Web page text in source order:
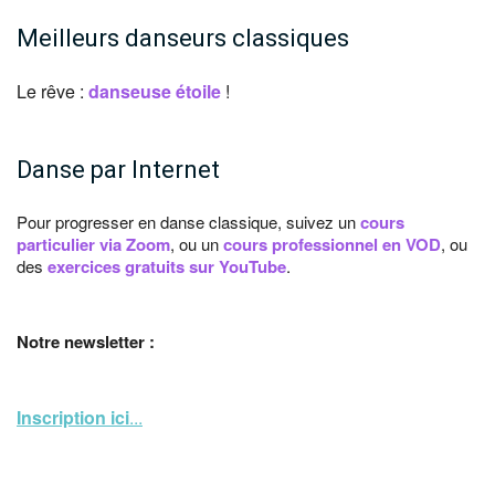
Meilleurs danseurs classiques
Le rêve : danseuse étoile !
Danse par Internet
Pour progresser en danse classique, suivez uncours
particulier via Zoom, ou uncours professionnel en VOD, ou
des exercices gratuits sur YouTube.
Notre newsletter :
Inscription ici...